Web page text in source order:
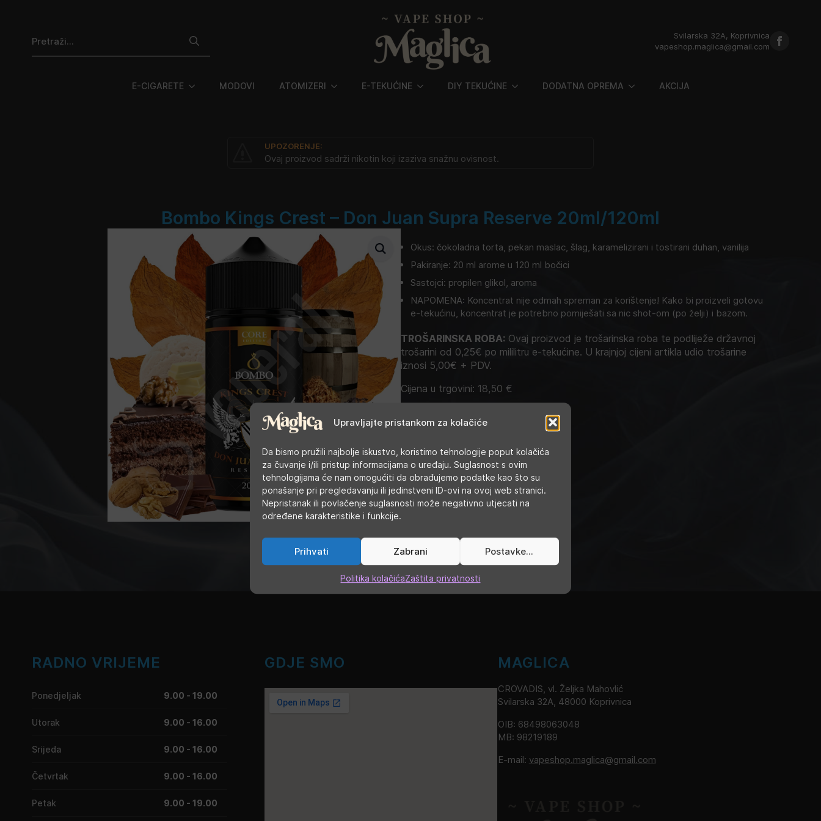
Upravljajte pristankom za kolačiće
Da bismo pružili najbolje iskustvo, koristimo tehnologije poput kolačića
za čuvanje i/ili pristup informacijama o uređaju. Suglasnost s ovim
tehnologijama će nam omogućiti da obrađujemo podatke kao što su
ponašanje pri pregledavanju ili jedinstveni ID-ovi na ovoj web stranici.
Nepristanak ili povlačenje suglasnosti može negativno utjecati na
određene karakteristike i funkcije.
Prihvati Zabrani Postavke...
Politika kolačićaZaštita privatnosti
Svilarska 32A, Koprivnica
vapeshop.maglica@gmail.com
E-CIGARETE MODOVI ATOMIZERI E-TEKUĆINE DIY TEKUĆINE DODATNA OPREMA AKCIJA
UPOZORENJE:
Ovaj proizvod sadrži nikotin koji izaziva snažnu ovisnost.
Bombo Kings Crest – Don Juan Supra Reserve 20ml/120ml
Okus: čokoladna torta, pekan maslac, šlag, karamelizirani i tostirani duhan, vanilija
Pakiranje: 20 ml arome u 120 ml bočici
Sastojci: propilen glikol, aroma
NAPOMENA: Koncentrat nije odmah spreman za korištenje! Kako bi proizveli gotovu
e-tekućinu, koncentrat je potrebno pomiješati sa nic shot-om (po želji) i bazom.
TROŠARINSKA ROBA: Ovaj proizvod je trošarinska roba te podliježe državnoj
trošarini od 0,25€ po mililitru e-tekućine. U krajnjoj cijeni artikla udio trošarine
iznosi 5,00€ + PDV.
Cijena u trgovini: 18,50 €
Kategorije:Arome,DIY tekućine
RADNO VRIJEME
Ponedjeljak 9.00 - 19.00
Utorak 9.00 - 16.00
Srijeda 9.00 - 16.00
Četvrtak 9.00 - 16.00
Petak 9.00 - 19.00
GDJE SMO MAGLICA
CROVADIS, vl. Željka Mahovlić
Svilarska 32A, 48000 Koprivnica
OIB: 68498063048
MB: 98219189
E-mail: vapeshop.maglica@gmail.com